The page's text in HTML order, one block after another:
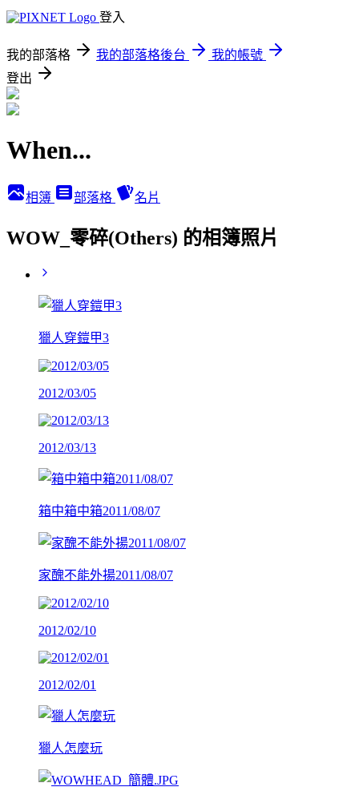
登入
我的部落格 我的部落格後台
我的帳號
登出
When...
相簿 部落格 名片
WOW_零碎(Others) 的相簿照片
獵人穿鎧甲3
2012/03/05
2012/03/13
箱中箱中箱2011/08/07
家醜不能外揚2011/08/07
2012/02/10
2012/02/01
獵人怎麼玩